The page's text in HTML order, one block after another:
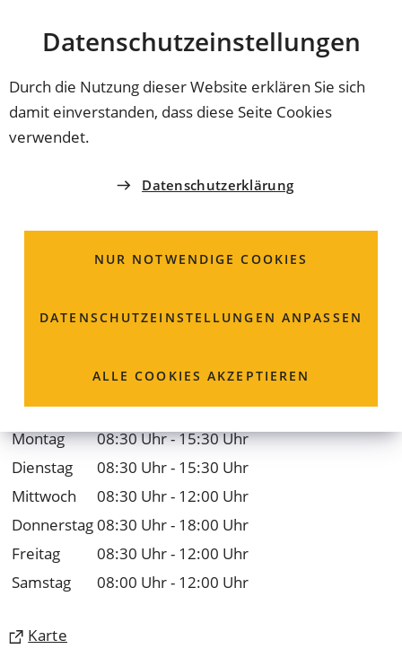
Datenschutz­einstellungen
Durch die Nutzung dieser Website erklären Sie sich
damit einverstanden, dass diese Seite Cookies
verwendet.
Datenschutzerklärung
NUR NOTWENDIGE COOKIES
DATENSCHUTZ­EINSTELLUNGEN ANPASSEN
ALLE COOKIES AKZEPTIEREN
INHALT ANSPRINGEN
Coburg
Am Viktoriabrunnen 4
96450 Coburg
09561 89-1111
Öffnungszeiten
Montag
08:30 Uhr - 15:30 Uhr
Dienstag
08:30 Uhr - 15:30 Uhr
Mittwoch
08:30 Uhr - 12:00 Uhr
Donnerstag08:30 Uhr - 18:00 Uhr
Freitag
08:30 Uhr - 12:00 Uhr
Samstag
08:00 Uhr - 12:00 Uhr
Karte
(Öffnet